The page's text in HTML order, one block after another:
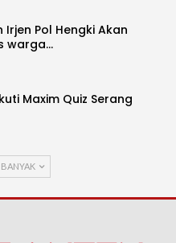
Pol Hengki Akan
warga…
Maxim Quiz Serang